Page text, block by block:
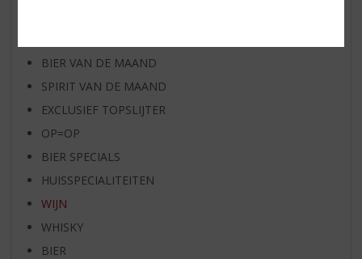
BIER VAN DE MAAND
SPIRIT VAN DE MAAND
EXCLUSIEF TOPSLIJTER
OP=OP
BIER SPECIALS
HUISSPECIALITEITEN
WIJN
WHISKY
BIER